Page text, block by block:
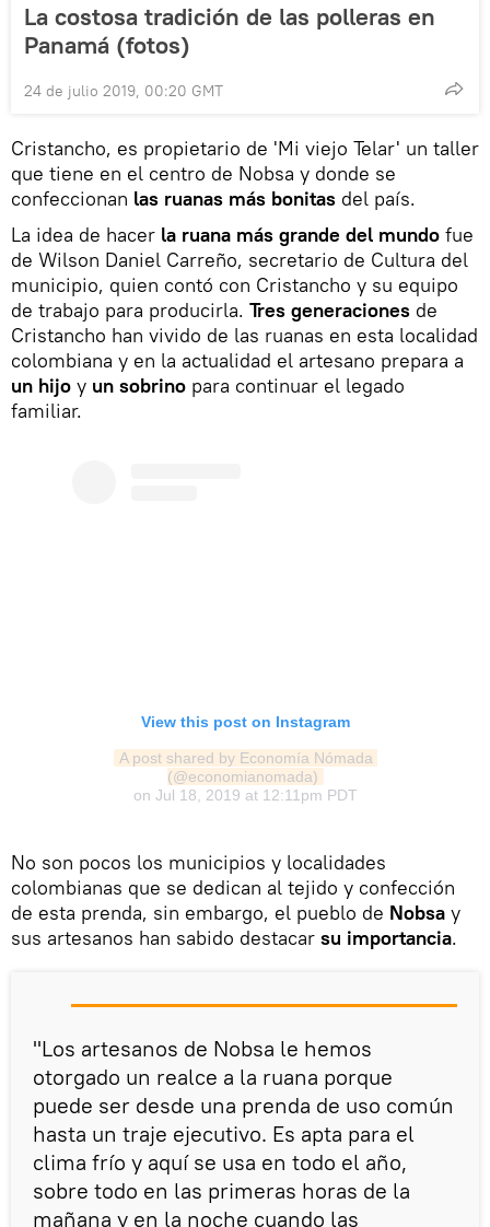
La costosa tradición de las polleras en
Panamá (fotos)
24 de julio 2019, 00:20 GMT
Cristancho, es propietario de 'Mi viejo Telar' un taller
que tiene en el centro de Nobsa y donde se
confeccionan las ruanas más bonitas del país.
La idea de hacer la ruana más grande del mundo fue
de Wilson Daniel Carreño, secretario de Cultura del
municipio, quien contó con Cristancho y su equipo
de trabajo para producirla. Tres generaciones de
Cristancho han vivido de las ruanas en esta localidad
colombiana y en la actualidad el artesano prepara a
un hijo y un sobrino para continuar el legado
familiar.
View this post on Instagram
A post shared by Economía Nómada
(@economianomada)
on Jul 18, 2019 at 12:11pm PDT
No son pocos los municipios y localidades
colombianas que se dedican al tejido y confección
de esta prenda, sin embargo, el pueblo de Nobsa y
sus artesanos han sabido destacar su importancia.
"Los artesanos de Nobsa le hemos
otorgado un realce a la ruana porque
puede ser desde una prenda de uso común
hasta un traje ejecutivo. Es apta para el
clima frío y aquí se usa en todo el año,
sobre todo en las primeras horas de la
mañana y en la noche cuando las